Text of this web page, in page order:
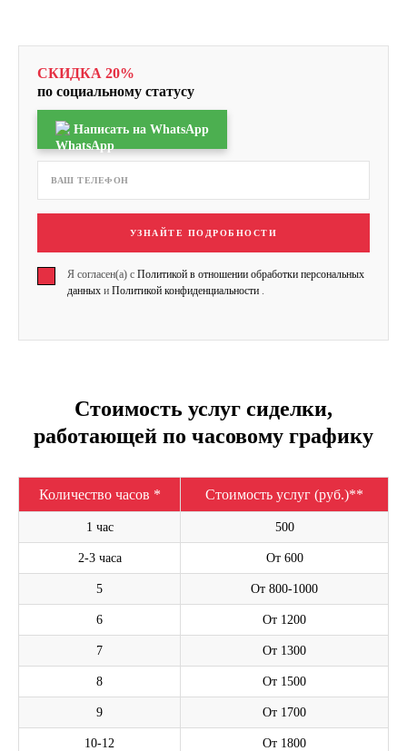
СКИДКА 20%
по социальному статусу
Написать на WhatsApp
УЗНАЙТЕ ПОДРОБНОСТИ
Я согласен(а) с Политикой в отношении обработки персональных
данных и Политикой конфиденциальности
Стоимость услуг сиделки,
работающей по часовому графику
Количество часов * Стоимость услуг (руб.)**
1 час 500
2-3 часа От 600
5 От 800-1000
6 От 1200
7 От 1300
8 От 1500
9 От 1700
10-12 От 1800